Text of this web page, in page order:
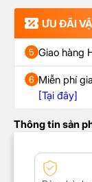
ƯU ĐÃI
5 Giao hàng
6 Miễn phí
[Tại đây]
Thông tin sản